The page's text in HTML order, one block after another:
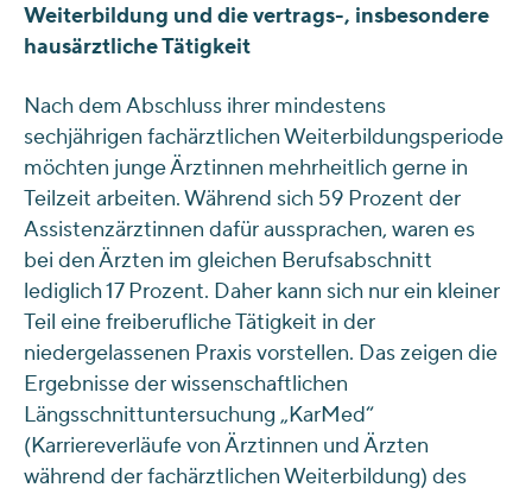
Weiterbildung und die vertrags-, insbesondere
hausärztliche Tätigkeit
Nach dem Abschluss ihrer mindestens
sechjährigen fachärztlichen Weiterbildungsperiode
möchten junge Ärztinnen mehrheitlich gerne in
Teilzeit arbeiten. Während sich 59 Prozent der
Assistenzärztinnen dafür aussprachen, waren es
bei den Ärzten im gleichen Berufsabschnitt
lediglich 17 Prozent. Daher kann sich nur ein kleiner
Teil eine freiberufliche Tätigkeit in der
niedergelassenen Praxis vorstellen. Das zeigen die
Ergebnisse der wissenschaftlichen
Längsschnittuntersuchung „KarMed“
(Karriereverläufe von Ärztinnen und Ärzten
während der fachärztlichen Weiterbildung) des